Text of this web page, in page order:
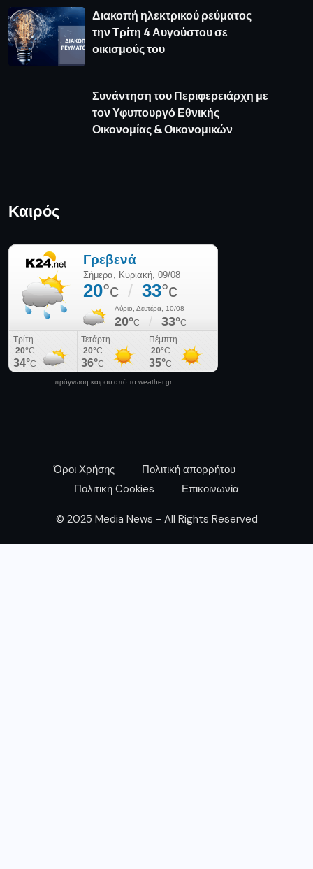
Διακοπή ηλεκτρικού ρεύματος
την Τρίτη 4 Αυγούστου σε
οικισμούς του
Συνάντηση του Περιφερειάρχη με
τον Υφυπουργό Εθνικής
Οικονομίας & Οικονομικών
Καιρός
πρόγνωση καιρού από το weather.gr
Όροι Χρήσης
Πολιτική απορρήτου
Πολιτική Cookies
Επικοινωνία
© 2025 Media News - All Rights Reserved